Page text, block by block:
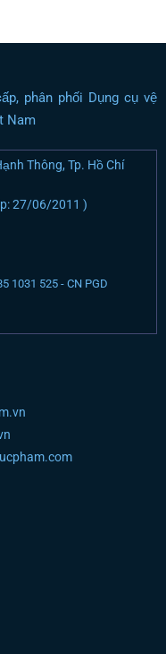
phân phối Dụng cụ vệ
Nam
Thông, Tp. Hồ Chí
27/06/2011 )
1031 525 - CN PGD